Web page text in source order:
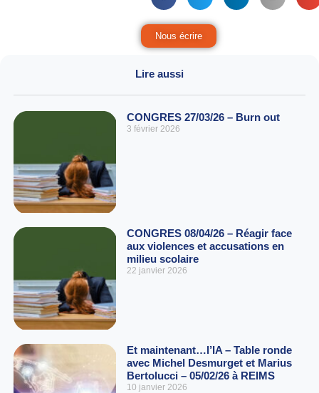
Nous écrire
Lire aussi
CONGRES 27/03/26 – Burn out
3 février 2026
CONGRES 08/04/26 – Réagir face
aux violences et accusations en
milieu scolaire
22 janvier 2026
Et maintenant…l’IA – Table ronde
avec Michel Desmurget et Marius
Bertolucci – 05/02/26 à REIMS
10 janvier 2026